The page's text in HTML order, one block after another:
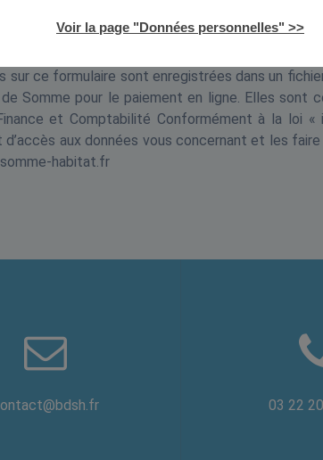
sur ce formulaire sont enregistrées dans un
Somme pour le paiement en ligne. Elles sont
et Comptabilité Conformément à la loi
aux données vous concernant et les
habitat.fr
03 22
Voir la page "Données personnelles" >>